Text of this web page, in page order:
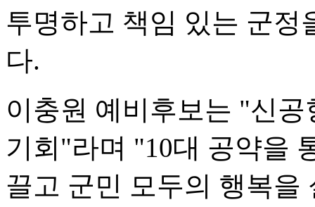
투명하고 책임 있는 군정
다.
이충원 예비후보는 "신
기회"라며 "10대 공약을
끌고 군민 모두의 행복을